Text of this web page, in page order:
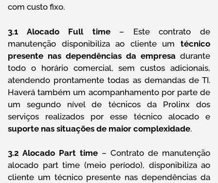
com custo fixo.
3.1 Alocado Full time– Este contrato de
manutenção disponibiliza ao cliente um técnico
presente nas dependências da empresa durante
todo o horário comercial, sem custos adicionais,
atendendo prontamente todas as demandas de TI.
Haverá também um acompanhamento por parte de
um segundo nível de técnicos da Prolinx dos
serviços realizados por esse técnico alocado e
suporte nas situações de maior complexidade.
3.2 Alocado Part time – Contrato de manutenção
alocado part time (meio período), disponibiliza ao
cliente um técnico presente nas dependências da